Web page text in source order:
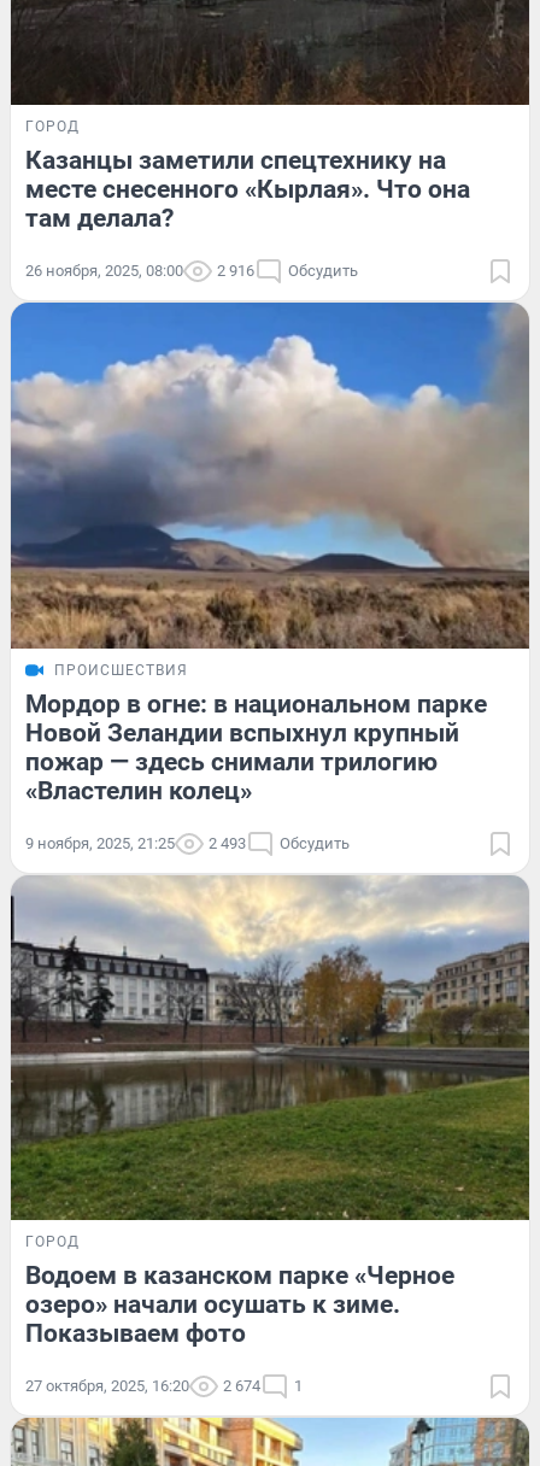
ГОРОД
Казанцы заметили спецтехнику на
месте снесенного «Кырлая». Что она
там делала?
26 ноября, 2025, 08:00 2 916 Обсудить
ПРОИСШЕСТВИЯ
Мордор в огне: в национальном парке
Новой Зеландии вспыхнул крупный
пожар — здесь снимали трилогию
«Властелин колец»
9 ноября, 2025, 21:25 2 493 Обсудить
ГОРОД
Водоем в казанском парке «Черное
озеро» начали осушать к зиме.
Показываем фото
27 октября, 2025, 16:20 2 674 1